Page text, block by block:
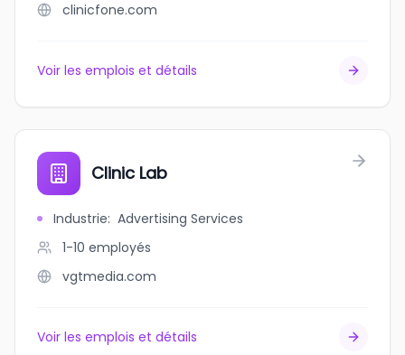
clinicfone.com
Voir les emplois et détails
Clinic Lab
Industrie: Advertising Services
1-10 employés
vgtmedia.com
Voir les emplois et détails